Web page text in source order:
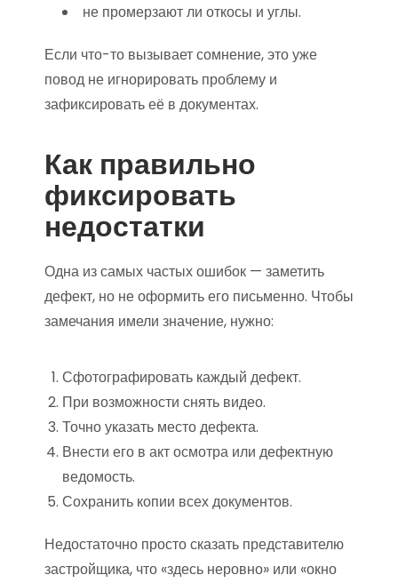
не промерзают ли откосы и углы.
Если что-то вызывает сомнение, это уже
повод не игнорировать проблему и
зафиксировать её в документах.
Как правильно
фиксировать
недостатки
Одна из самых частых ошибок — заметить
дефект, но не оформить его письменно. Чтобы
замечания имели значение, нужно:
Сфотографировать каждый дефект.
При возможности снять видео.
Точно указать место дефекта.
Внести его в акт осмотра или дефектную
ведомость.
Сохранить копии всех документов.
Недостаточно просто сказать представителю
застройщика, что «здесь неровно» или «окно